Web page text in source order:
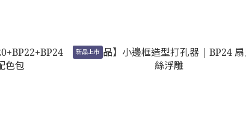
新品上市